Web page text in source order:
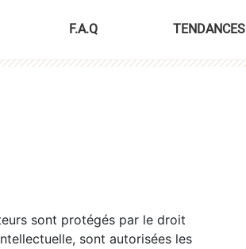
F.A.Q TENDANCES
sont protégés par le droit
sont autorisées les